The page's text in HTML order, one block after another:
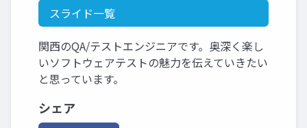
スライド一覧
関西のQA/テストエンジニアです。奥深く楽し
いソフトウェアテストの魅力を伝えていきたい
と思っています。
シェア